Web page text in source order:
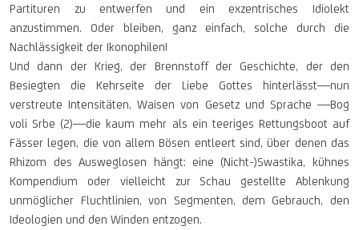
Partituren zu entwerfen und ein exzentrisches Idiolekt
anzustimmen. Oder bleiben, ganz einfach, solche durch die
Nachlässigkeit der Ikonophilen!
Und dann der Krieg, der Brennstoff der Geschichte, der den
Besiegten die Kehrseite der Liebe Gottes hinterlässt—nun
verstreute Intensitäten, Waisen von Gesetz und Sprache —Bog
voli Srbe (2)—die kaum mehr als ein teeriges Rettungsboot auf
Fässer legen, die von allem Bösen entleert sind, über denen das
Rhizom des Ausweglosen hängt: eine (Nicht-)Swastika, kühnes
Kompendium oder vielleicht zur Schau gestellte Ablenkung
unmöglicher Fluchtlinien, von Segmenten, dem Gebrauch, den
Ideologien und den Winden entzogen.